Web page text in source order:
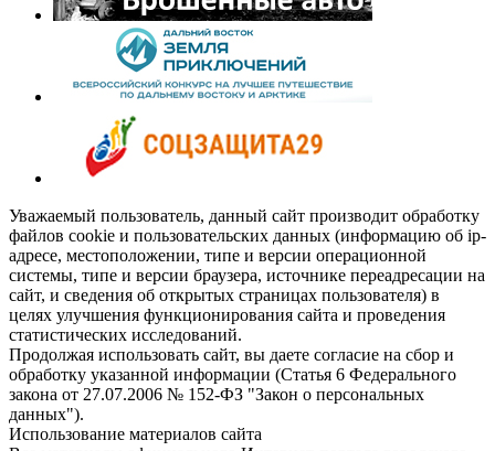
Уважаемый пользователь, данный сайт производит обработку
файлов cookie и пользовательских данных (информацию об ip-
адресе, местоположении, типе и версии операционной
системы, типе и версии браузера, источнике переадресации на
сайт, и сведения об открытых страницах пользователя) в
целях улучшения функционирования сайта и проведения
статистических исследований.
Продолжая использовать сайт, вы даете согласие на сбор и
обработку указанной информации (Статья 6 Федерального
закона от 27.07.2006 № 152-ФЗ "Закон о персональных
данных").
Использование материалов сайта